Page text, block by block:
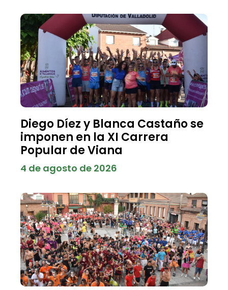
Diego Díez y Blanca Castaño se
imponen en la XI Carrera
Popular de Viana
4 de agosto de 2026